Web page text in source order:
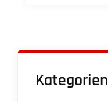
Kategorien